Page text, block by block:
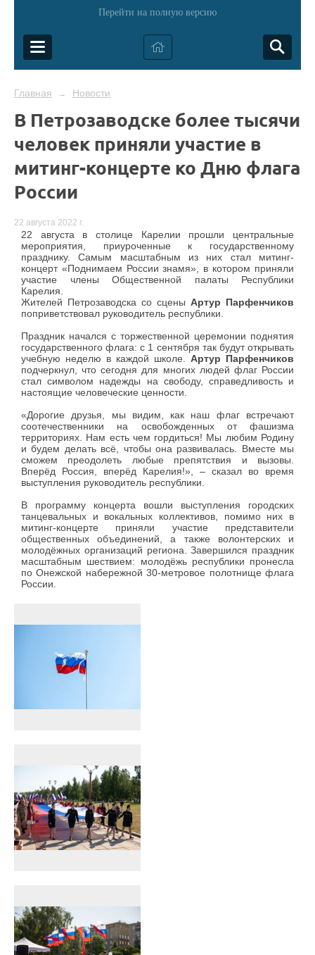
Перейти на полную версию
Главная → Новости
В Петрозаводске более тысячи
человек приняли участие в
митинг-концерте ко Дню флага
России
22 августа 2022 г.
22 августа в столице Карелии прошли центральные
мероприятия, приуроченные к государственному
празднику. Самым масштабным из них стал митинг-
концерт «Поднимаем России знамя», в котором приняли
участие члены Общественной палаты Республики
Карелия.
Жителей Петрозаводска со сцены Артур Парфенчиков
поприветствовал руководитель республики.
Праздник начался с торжественной церемонии поднятия
государственного флага: с 1 сентября так будут открывать
учебную неделю в каждой школе. Артур Парфенчиков
подчеркнул, что сегодня для многих людей флаг России
стал символом надежды на свободу, справедливость и
настоящие человеческие ценности.
«Дорогие друзья, мы видим, как наш флаг встречают
соотечественники на освобожденных от фашизма
территориях. Нам есть чем гордиться! Мы любим Родину
и будем делать всё, чтобы она развивалась. Вместе мы
сможем преодолеть любые препятствия и вызовы.
Вперёд Россия, вперёд Карелия!», – сказал во время
выступления руководитель республики.
В программу концерта вошли выступления городских
танцевальных и вокальных коллективов, помимо них в
митинг-концерте приняли участие представители
общественных объединений, а также волонтерских и
молодёжных организаций региона. Завершился праздник
масштабным шествием: молодёжь республики пронесла
по Онежской набережной 30-метровое полотнище флага
России.